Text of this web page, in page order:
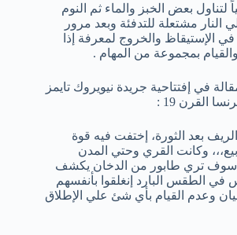
لتناول بعض الخبز والماء ثم النوم
مشتعلة للتدفئة وبعد مرور
الإستيقاظ والخروج لمعرفة إذا
بمجموعة من المهام .
ذكرت مقالة في إفتتاحية جريدة نيويروك تايمز
القرن 19 :
بعد الثورة، إختفت فيه قوة
وكانت القري وحتي المدن
سوف تري طابور من الدخان يكشف
الطقس البارد إنغلقوا بأنفسهم
وعدم القيام بأي شئ علي الإطلاق